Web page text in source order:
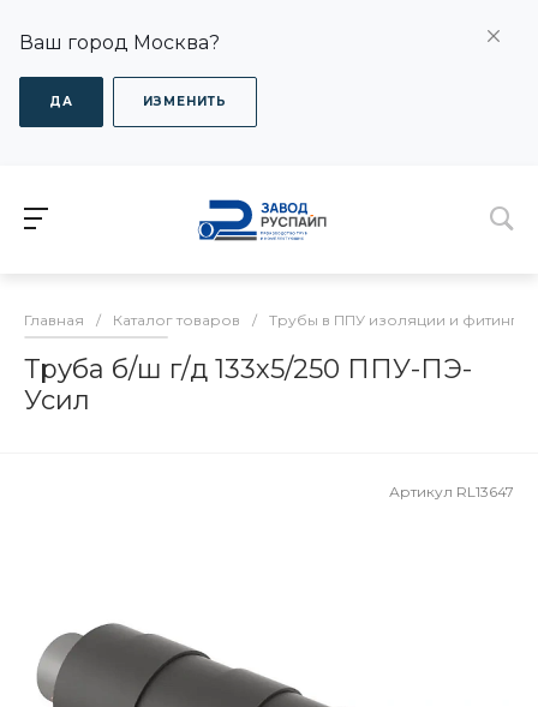
Ваш город Москва?
ДА ИЗМЕНИТЬ
Главная / Каталог товаров / Трубы в ППУ изоляции и фитинги
Труба б/ш г/д 133х5/250 ППУ-ПЭ-
Усил
Артикул RL13647